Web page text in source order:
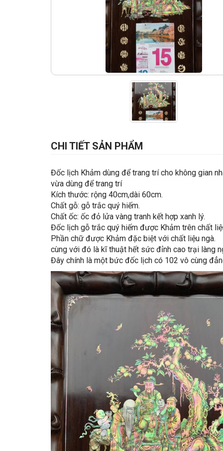
CHI TIẾT SẢN PHẨM
Đốc lịch Khảm dùng để trang trí cho không gian
vừa dùng để trang trí
Kích thước: rộng 40cm,dài 60cm.
Chất gỗ: gỗ trắc quý hiếm.
Chất ốc: ốc đỏ lửa vàng tranh kết hợp xanh lý.
Đốc lịch gỗ trắc quý hiếm được Khảm trên chất
Phần chữ được Khảm đặc biệt với chất liệu ngà.
cùng với đó là kĩ thuật hết sức đỉnh cao trại làng
Đây chính là một bức đốc lịch có 102 vô cùng